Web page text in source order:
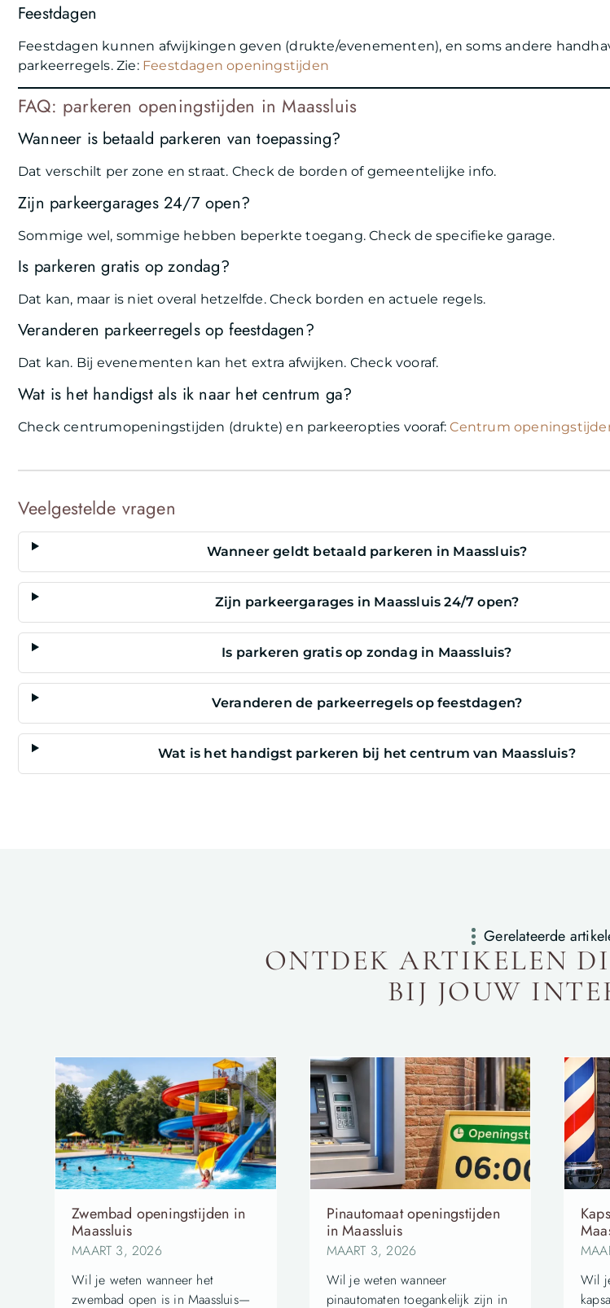
Feestdagen
Feestdagen kunnen afwijkingen geven (drukte/evenementen), en soms andere
parkeerregels. Zie: Feestdagen openingstijden
FAQ: parkeren openingstijden in Maassluis
Wanneer is betaald parkeren van toepassing?
Dat verschilt per zone en straat. Check de borden of gemeentelijke info.
Zijn parkeergarages 24/7 open?
Sommige wel, sommige hebben beperkte toegang. Check de specifieke garage.
Is parkeren gratis op zondag?
Dat kan, maar is niet overal hetzelfde. Check borden en actuele regels.
Veranderen parkeerregels op feestdagen?
Dat kan. Bij evenementen kan het extra afwijken. Check vooraf.
Wat is het handigst als ik naar het centrum ga?
Check centrumopeningstijden (drukte) en parkeeropties vooraf:Centrum
Veelgestelde vragen
Wanneer geldt betaald parkeren in Maassluis?
Zijn parkeergarages in Maassluis 24/7 open?
Is parkeren gratis op zondag in Maassluis?
Veranderen de parkeerregels op feestdagen?
Wat is het handigst parkeren bij het centrum van Maassluis?
Gerelateerde
ONTDEK ARTIKELEN
BIJ JOUW
Zwembad openingstijden in
Maassluis
MAART 3, 2026
Wil je weten wanneer het
zwembad open is in Maassluis—
Pinautomaat openingstijden
in Maassluis
MAART 3, 2026
Wil je weten wanneer
pinautomaten toegankelijk zijn in
Wil